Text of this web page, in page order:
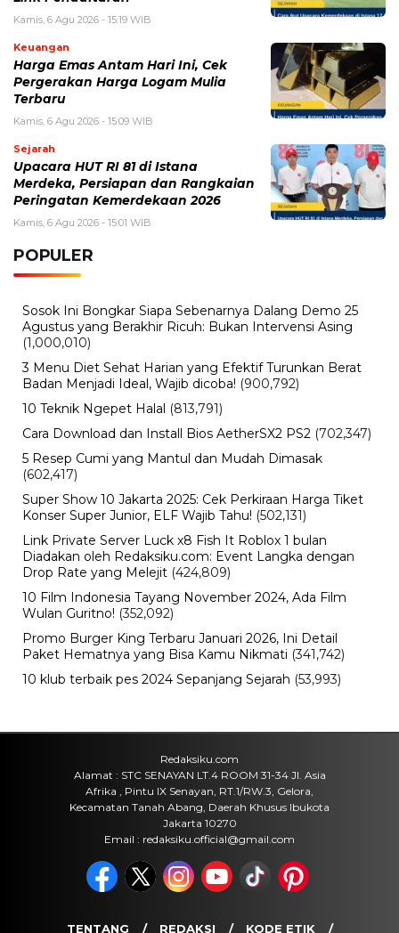
Polisi Tetapkan Dua Tersangka
Sarwendah Disebut Setia Dampingi Ruben Onsu Saat
Kondisi Kritis, Ini Kabar Terbarunya
Manfaat, dan Jadwal Pendaftarannya
Rabu, 5 Agustus 2026 - 09:29 WIB
Rumor iPhone Air 2 Makin Kuat, Kamera Ganda dan
Chip 2nm Jadi Sorotan
Rabu, 5 Agustus 2026 - 08:48 WIB
Pemutihan Pajak Kendaraan Jatim 2026 Resmi Dibuka,
BERITA TERBARU
Viral
Belasan Penumpang, Polisi Tetapkan
Dua Tersangka
Kamis, 6 Agu 2026 - 15:46 WIB
Viral
Sarwendah Disebut Setia Dampingi
Ruben Onsu Saat Kondisi Kritis, Ini
Kabar Terbarunya
Kamis, 6 Agu 2026 - 15:25 WIB
Sejarah
Cara Ikut Upacara Kemerdekaan di
Istana 17 Agustus 2026, Syarat dan
Link Pendaftaran
Kamis, 6 Agu 2026 - 15:19 WIB
Keuangan
Terbaru
Upacara HUT RI 81 di Istana
Merdeka, Persiapan dan Rangkaian
Peringatan Kemerdekaan 2026
Kamis, 6 Agu 2026 - 15:01 WIB
POPULER